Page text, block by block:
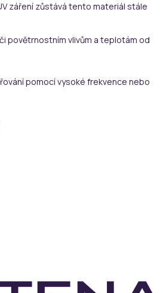
záření zůstává tento materiál stále
povětrnostním vlivům a teplotám od
pomocí vysoké frekvence nebo